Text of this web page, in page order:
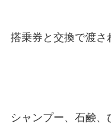
搭乗券と交換で渡さ
シャンプー、石鹸、